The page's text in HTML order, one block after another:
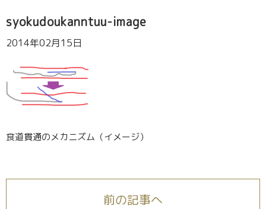
syokudoukanntuu-image
2014年02月15日
食道貫通のメカニズム（イメージ）
前の記事へ